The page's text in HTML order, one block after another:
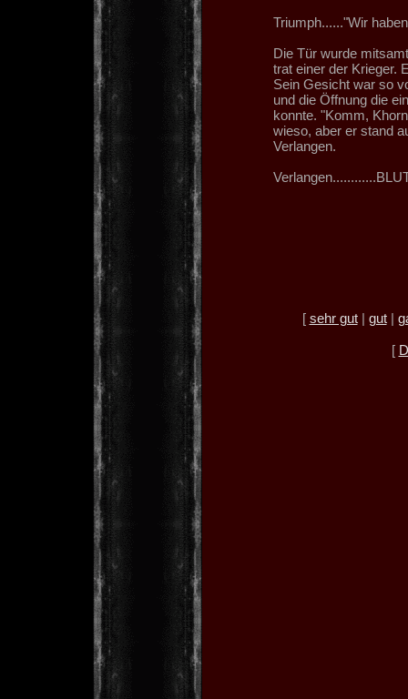
Triumph......"Wir
Die Tür wurde
trat einer der Krieger.
Sein Gesicht war so
und die Öffnung die
konnte. "Komm,
wieso, aber er stand
Verlangen.
[ sehr gut| gut|
[